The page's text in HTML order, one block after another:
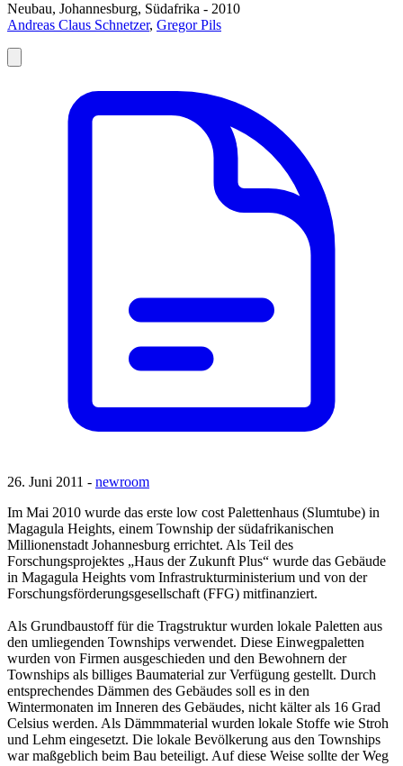
Neubau, Johannesburg, Südafrika - 2010
Andreas Claus Schnetzer, Gregor Pils
26. Juni 2011 - newroom
Im Mai 2010 wurde das erste low cost Palettenhaus (Slumtube) in
Magagula Heights, einem Township der südafrikanischen
Millionenstadt Johannesburg errichtet. Als Teil des
Forschungsprojektes „Haus der Zukunft Plus“ wurde das Gebäude
in Magagula Heights vom Infrastrukturministerium und von der
Forschungsförderungsgesellschaft (FFG) mitfinanziert.
Als Grundbaustoff für die Tragstruktur wurden lokale Paletten aus
den umliegenden Townships verwendet. Diese Einwegpaletten
wurden von Firmen ausgeschieden und den Bewohnern der
Townships als billiges Baumaterial zur Verfügung gestellt. Durch
entsprechendes Dämmen des Gebäudes soll es in den
Wintermonaten im Inneren des Gebäudes, nicht kälter als 16 Grad
Celsius werden. Als Dämmmaterial wurden lokale Stoffe wie Stroh
und Lehm eingesetzt. Die lokale Bevölkerung aus den Townships
war maßgeblich beim Bau beteiligt. Auf diese Weise sollte der Weg